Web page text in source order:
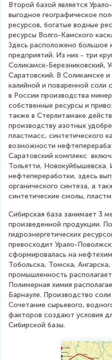
Второй базой является
выгодное географическое
ресурсов, богатые водные
ресурсы Волго-Камского
Здесь расположено большое
предприятий. Из них - три
Соликамск-Березниковский,
Саратовский. В Соликамске
калийной и поваренной соли
в России производства
собственные ресурсы и
также в Стерлитамаке
производству азотных
пластмасс, синтетического
возможности
Саратовский комплекс
Тольятти, Новокуйбышевска.
нефтепереработки, здесь
органического синтеза, а
синтетические смолы,
Сибирская база занимает 3
произведенной продукции.
гидроэнергетических
превосходит Урало-
сформировалась на
Тобольска, Томска,
промышленность
Полимерная химия
Барнауле. Производство
Сочетание сырьевого,
факторов создают условия
Сибирской базы.